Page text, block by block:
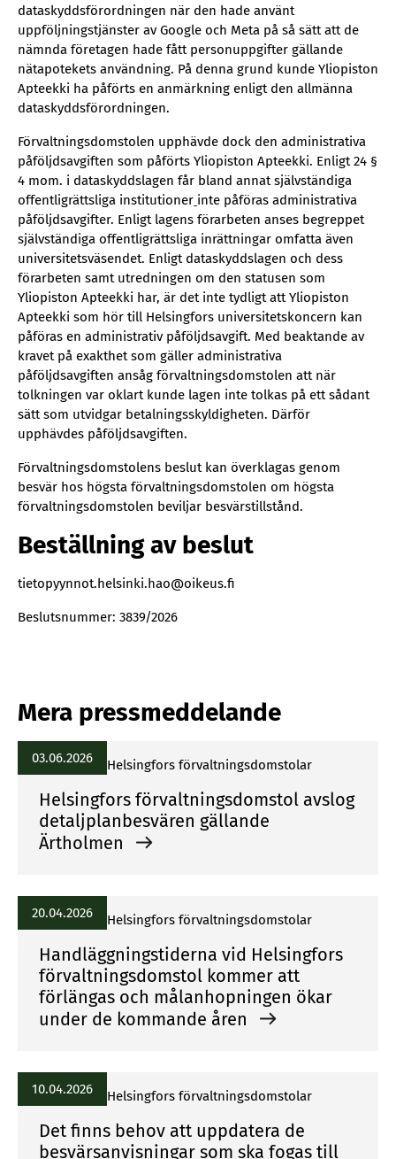
dataskyddsförordningen när den hade använt
uppföljningstjänster av Google och Meta på så sätt att de
nämnda företagen hade fått personuppgifter gällande
nätapotekets användning. På denna grund kunde Yliopiston
Apteekki ha påförts en anmärkning enligt den allmänna
dataskyddsförordningen.
Förvaltningsdomstolen upphävde dock den administrativa
påföljdsavgiften som påförts Yliopiston Apteekki. Enligt 24 §
4 mom. i dataskyddslagen får bland annat självständiga
offentligrättsliga institutioner inte påföras administrativa
påföljdsavgifter. Enligt lagens förarbeten anses begreppet
självständiga offentligrättsliga inrättningar omfatta även
universitetsväsendet. Enligt dataskyddslagen och dess
förarbeten samt utredningen om den statusen som
Yliopiston Apteekki har, är det inte tydligt att Yliopiston
Apteekki som hör till Helsingfors universitetskoncern kan
påföras en administrativ påföljdsavgift. Med beaktande av
kravet på exakthet som gäller administrativa
påföljdsavgiften ansåg förvaltningsdomstolen att när
tolkningen var oklart kunde lagen inte tolkas på ett sådant
sätt som utvidgar betalningsskyldigheten. Därför
upphävdes påföljdsavgiften.
Förvaltningsdomstolens beslut kan överklagas genom
besvär hos högsta förvaltningsdomstolen om högsta
förvaltningsdomstolen beviljar besvärstillstånd.
Beställning av beslut
tietopyynnot.helsinki.hao@oikeus.fi
Beslutsnummer: 3839/2026
Mera pressmeddelande
03.06.2026 Helsingfors förvaltningsdomstolar
Helsingfors förvaltningsdomstol avslog
detaljplanbesvären gällande
Ärtholmen
20.04.2026 Helsingfors förvaltningsdomstolar
Handläggningstiderna vid Helsingfors
förvaltningsdomstol kommer att
förlängas och målanhopningen ökar
under de kommande åren
10.04.2026 Helsingfors förvaltningsdomstolar
Det finns behov att uppdatera de
besvärsanvisningar som ska fogas till